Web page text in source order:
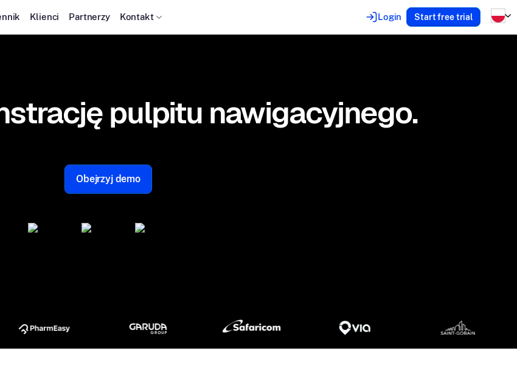
Klienci Partnerzy Kontakt Login Start free trial
pulpitu nawigacyjnego.
Obejrzyj demo